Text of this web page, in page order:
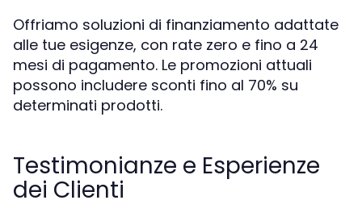
Offriamo soluzioni di finanziamento adattate
alle tue esigenze, con rate zero e fino a 24
mesi di pagamento. Le promozioni attuali
possono includere sconti fino al 70% su
determinati prodotti.
Testimonianze e Esperienze
dei Clienti